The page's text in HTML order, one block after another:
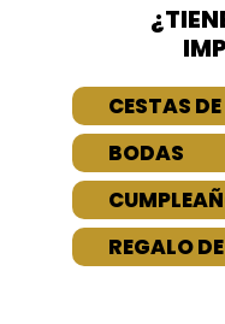
CESTAS
BODAS
REGALO